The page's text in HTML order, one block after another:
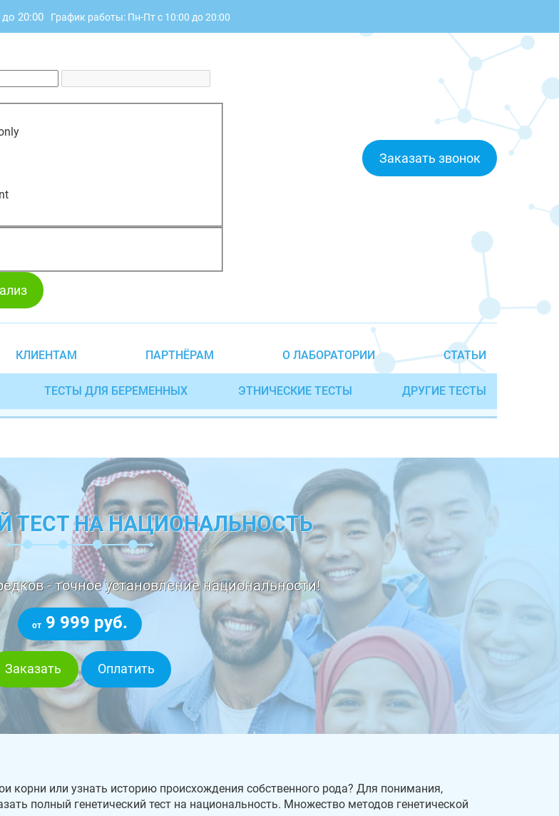
до 20:00 График работы: Пн-Пт с 10:00 до 20:00
Заказать звонок
КЛИЕНТАМ ПАРТНЁРАМ О ЛАБОРАТОРИИ СТАТЬИ
ТЕСТЫ ДЛЯ БЕРЕМЕННЫХ ЭТНИЧЕСКИЕ ТЕСТЫ ДРУГИЕ ТЕСТЫ
ТЕСТ НА НАЦИОНАЛЬНОСТЬ
- точное установление национальности!
от 9 999 руб.
Заказать Оплатить
корни или узнать историю происхождения собственного рода? Для понимания,
полный генетический тест на национальность. Множество методов генетической